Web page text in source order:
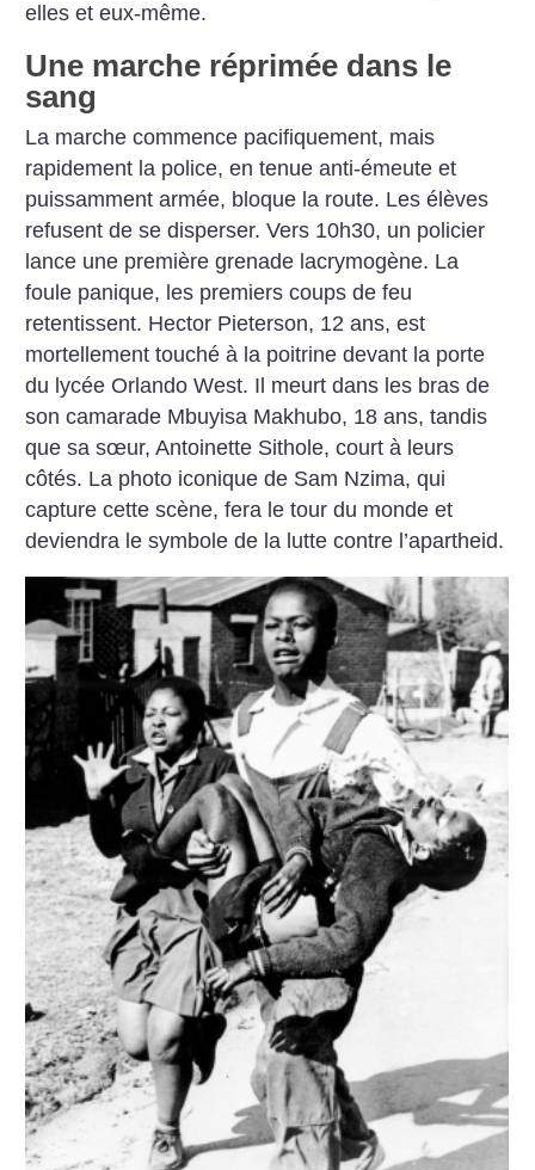
elles et eux-même.
Une marche réprimée dans le
sang
La marche commence pacifiquement, mais
rapidement la police, en tenue anti-émeute et
puissamment armée, bloque la route. Les élèves
refusent de se disperser. Vers 10h30, un policier
lance une première grenade lacrymogène. La
foule panique, les premiers coups de feu
retentissent. Hector Pieterson, 12 ans, est
mortellement touché à la poitrine devant la porte
du lycée Orlando West. Il meurt dans les bras de
son camarade Mbuyisa Makhubo, 18 ans, tandis
que sa sœur, Antoinette Sithole, court à leurs
côtés. La photo iconique de Sam Nzima, qui
capture cette scène, fera le tour du monde et
deviendra le symbole de la lutte contre l’apartheid.